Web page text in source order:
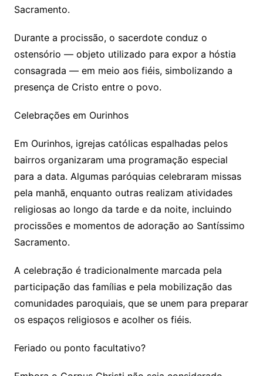
Sacramento.
Durante a procissão, o sacerdote conduz o
ostensório — objeto utilizado para expor a hóstia
consagrada — em meio aos fiéis, simbolizando a
presença de Cristo entre o povo.
Celebrações em Ourinhos
Em Ourinhos, igrejas católicas espalhadas pelos
bairros organizaram uma programação especial
para a data. Algumas paróquias celebraram missas
pela manhã, enquanto outras realizam atividades
religiosas ao longo da tarde e da noite, incluindo
procissões e momentos de adoração ao Santíssimo
Sacramento.
A celebração é tradicionalmente marcada pela
participação das famílias e pela mobilização das
comunidades paroquiais, que se unem para preparar
os espaços religiosos e acolher os fiéis.
Feriado ou ponto facultativo?